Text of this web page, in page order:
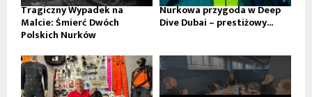
Tragiczny Wypadek na
Malcie: Śmierć Dwóch
Polskich Nurków
Nurkowa przygoda w Deep
Dive Dubai – prestiżowy...